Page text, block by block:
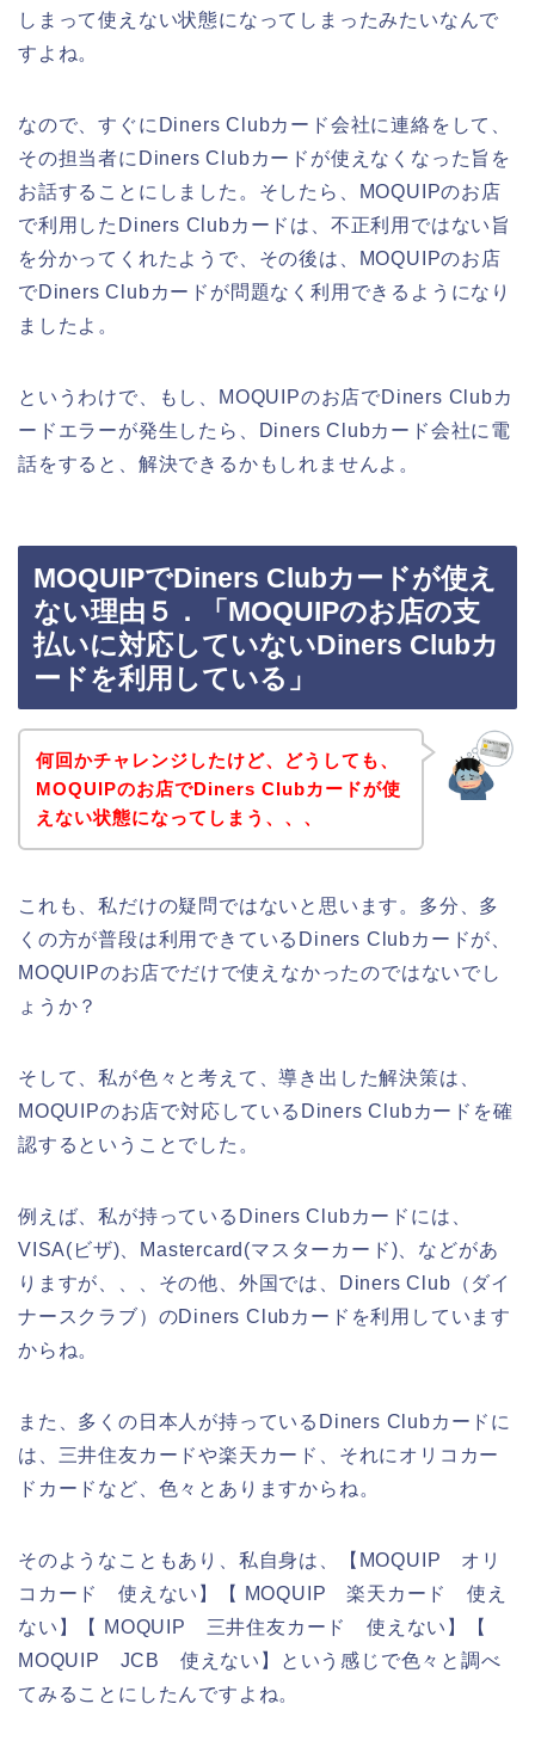
しまって使えない状態になってしまったみたいなんで
すよね。
なので、すぐにDiners Clubカード会社に連絡をして、
その担当者にDiners Clubカードが使えなくなった旨を
お話することにしました。そしたら、MOQUIPのお店
で利用したDiners Clubカードは、不正利用ではない旨
を分かってくれたようで、その後は、MOQUIPのお店
でDiners Clubカードが問題なく利用できるようになり
ましたよ。
というわけで、もし、MOQUIPのお店でDiners Clubカ
ードエラーが発生したら、Diners Clubカード会社に電
話をすると、解決できるかもしれませんよ。
MOQUIPでDiners Clubカードが使え
ない理由５．「MOQUIPのお店の支
払いに対応していないDiners Clubカ
ードを利用している」
何回かチャレンジしたけど、どうしても、
MOQUIPのお店でDiners Clubカードが使
えない状態になってしまう、、、
これも、私だけの疑問ではないと思います。多分、多
くの方が普段は利用できているDiners Clubカードが、
MOQUIPのお店でだけで使えなかったのではないでし
ょうか？
そして、私が色々と考えて、導き出した解決策は、
MOQUIPのお店で対応しているDiners Clubカードを確
認するということでした。
例えば、私が持っているDiners Clubカードには、
VISA(ビザ)、Mastercard(マスターカード)、などがあ
りますが、、、その他、外国では、Diners Club（ダイ
ナースクラブ）のDiners Clubカードを利用しています
からね。
また、多くの日本人が持っているDiners Clubカードに
は、三井住友カードや楽天カード、それにオリコカー
ドカードなど、色々とありますからね。
そのようなこともあり、私自身は、【MOQUIP オリ
コカード 使えない】【 MOQUIP 楽天カード 使え
ない】【 MOQUIP 三井住友カード 使えない】【
MOQUIP JCB 使えない】という感じで色々と調べ
てみることにしたんですよね。